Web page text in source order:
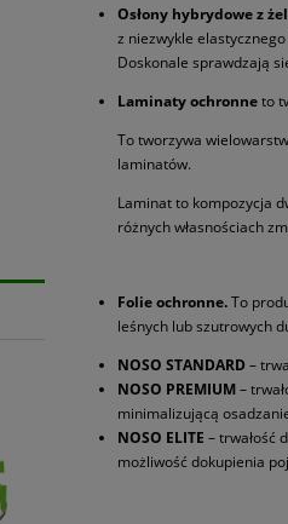
Osłony hybrydowe z
z niezwykle
Doskonale sprawdzają
Laminaty ochronneto
To tworzywa
laminatów.
Laminat to kompozycja
różnych własnościach
Folie ochronne.To
leśnych lub szutrowych
NOSO STANDARD –
NOSO PREMIUM–
minimalizującą
NOSO ELITE – trwałość
możliwość dokupienia